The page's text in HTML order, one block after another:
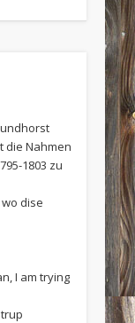
die Nahmen
1803 zu
dise
I am trying